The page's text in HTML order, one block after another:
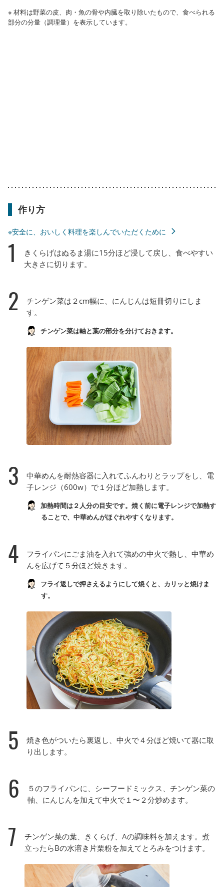
※ 材料は野菜の皮、肉・魚の骨や内臓を取り除いたもので、食べられる
部分の分量（調理量）を表示しています。
作り方
※安全に、おいしく料理を楽しんでいただくために
1
きくらげはぬるま湯に15分ほど浸して戻し、食べやすい
大きさに切ります。
2
チンゲン菜は２cm幅に、にんじんは短冊切りにしま
す。
チンゲン菜は軸と葉の部分を分けておきます。
3
中華めんを耐熱容器に入れてふんわりとラップをし、電
子レンジ（600w）で１分ほど加熱します。
加熱時間は２人分の目安です。焼く前に電子レンジで加熱す
ることで、中華めんがほぐれやすくなります。
4
フライパンにごま油を入れて強めの中火で熱し、中華め
んを広げて５分ほど焼きます。
フライ返しで押さえるようにして焼くと、カリッと焼けま
す。
5
焼き色がついたら裏返し、中火で４分ほど焼いて器に取
り出します。
6
５のフライパンに、シーフードミックス、チンゲン菜の
軸、にんじんを加えて中火で１〜２分炒めます。
7
チンゲン菜の葉、きくらげ、Aの調味料を加えます。煮
立ったらBの水溶き片栗粉を加えてとろみをつけます。